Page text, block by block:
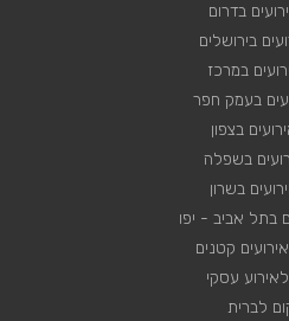
בדרום
בירושלים
במרכז
בעמק חפר
בצפון
בשפלה
בשרון
בתל אביב - יפו
קטנים
עסקי
לברית